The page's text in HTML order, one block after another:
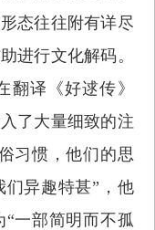
态往往附有详尽
进行文化解码。
翻译《好逑传》
了大量细致的注
习惯，他们的思
异趣特甚”，他
一部简明而不孤